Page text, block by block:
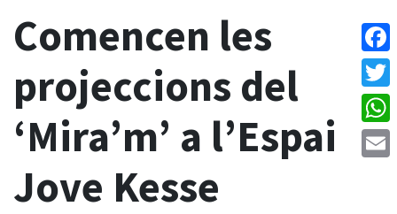
Comencen les
projeccions del
‘Mira’m’ a l’Espai
Jove Kesse